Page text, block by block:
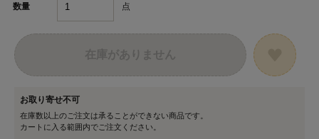
数量 点
お取り寄せ不可
在庫数以上のご注文は承ることができない商品です。
カートに入る範囲内でご注文ください。